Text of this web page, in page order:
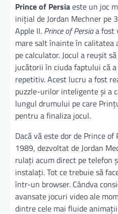
Prince of Persiaeste un joc
inițial de Jordan Mechner pe
Apple II. Prince of Persiaa fost
mare salt înainte în
pe calculator. Jocul a reușit
jucătorii în ciuda faptului că
repetitiv. Acest lucru a fost
puzzle-urilor inteligente și a
lungul drumului pe care
pentru a finaliza jocul.
Dacă vă este dor de Prince
1989, dezvoltat de Jordan
rulați acum direct pe telefon
instalați. Tot ce trebuie să
într-un browser. Cândva
avansate jocuri video ale
dintre cele mai fluide